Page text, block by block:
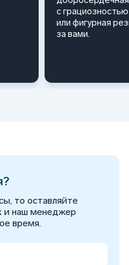
с
или фигурная
за вами.
то оставляйте
и наш менеджер
время.